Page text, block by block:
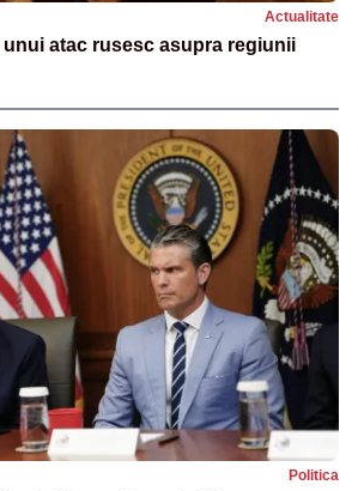
Actualitate
atac rusesc asupra regiunii
Politica